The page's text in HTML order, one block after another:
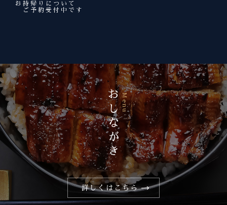
お持帰りについて
ご予約受付中です
おしながきMenu
詳しくはこちら